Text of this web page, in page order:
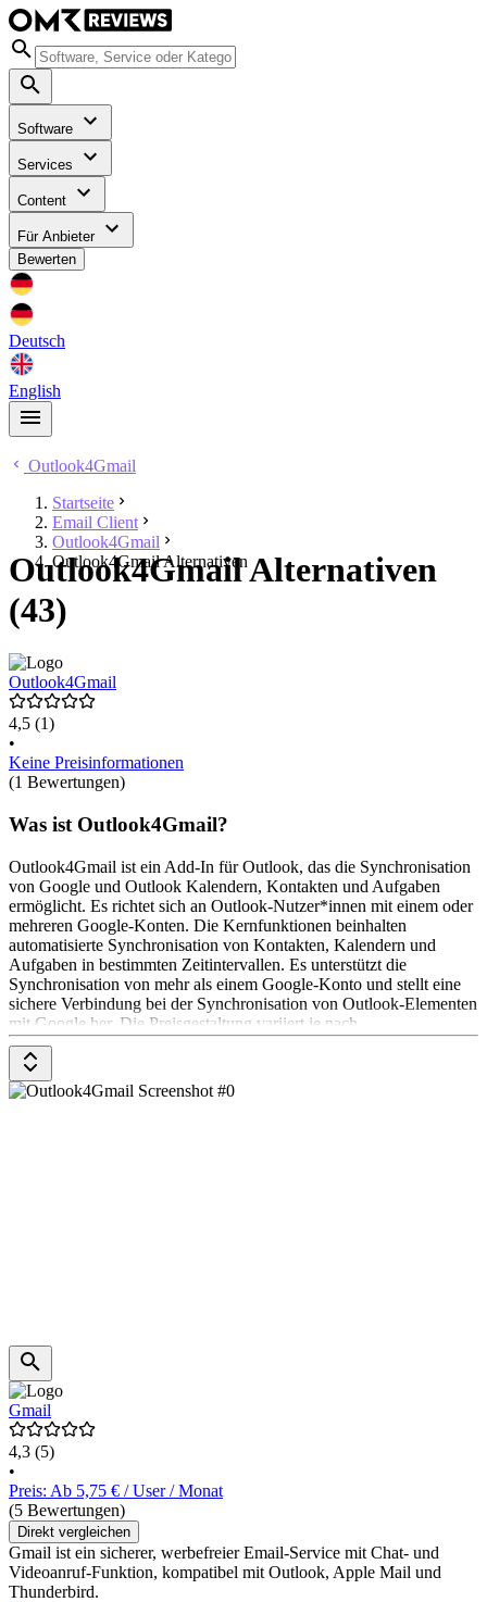
Software
Services
Content
Für Anbieter
Bewerten
Deutsch
English
Outlook4Gmail
Startseite
Email Client
Outlook4Gmail
Outlook4Gmail Alternativen
Outlook4Gmail Alternativen
(43)
Outlook4Gmail
4,5 (1)
•
Keine Preisinformationen
(1 Bewertungen)
Was ist Outlook4Gmail?
Outlook4Gmail ist ein Add-In für Outlook, das die Synchronisation
von Google und Outlook Kalendern, Kontakten und Aufgaben
ermöglicht. Es richtet sich an Outlook-Nutzer*innen mit einem oder
mehreren Google-Konten. Die Kernfunktionen beinhalten
automatisierte Synchronisation von Kontakten, Kalendern und
Aufgaben in bestimmten Zeitintervallen. Es unterstützt die
Synchronisation von mehr als einem Google-Konto und stellt eine
sichere Verbindung bei der Synchronisation von Outlook-Elementen
mit Google her. Die Preisgestaltung variiert je nach
Funktionsumfang. Die voll funktionsfähige Version von
Outlook4Gmail ermöglicht den Import von Outlook-Terminen in
einen Google-Kalender und umgekehrt.
Gmail
4,3 (5)
•
Preis: Ab 5,75 € / User / Monat
(5 Bewertungen)
Direkt vergleichen
Gmail ist ein sicherer, werbefreier Email-Service mit Chat- und
Videoanruf-Funktion, kompatibel mit Outlook, Apple Mail und
Thunderbird.